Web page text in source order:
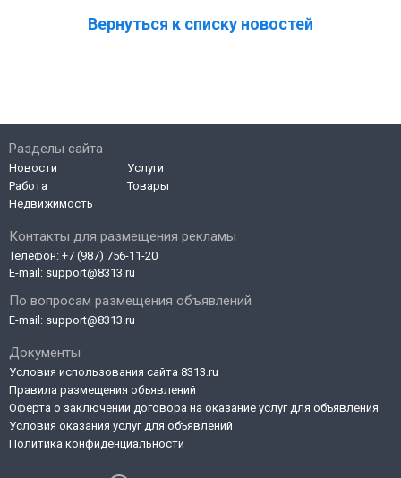
Вернуться к списку новостей
Контакты для размещения рекламы
Телефон: +7 (987) 756-11-20
E-mail: support@8313.ru
По вопросам размещения объявлений
E-mail: support@8313.ru
Документы
Условия использования сайта 8313.ru
Правила размещения объявлений
Оферта о заключении договора на оказание услуг для объявления
Условия оказания услуг для объявлений
Политика конфиденциальности
Разделы сайта
Новости
Работа
Недвижимость
Услуги
Товары